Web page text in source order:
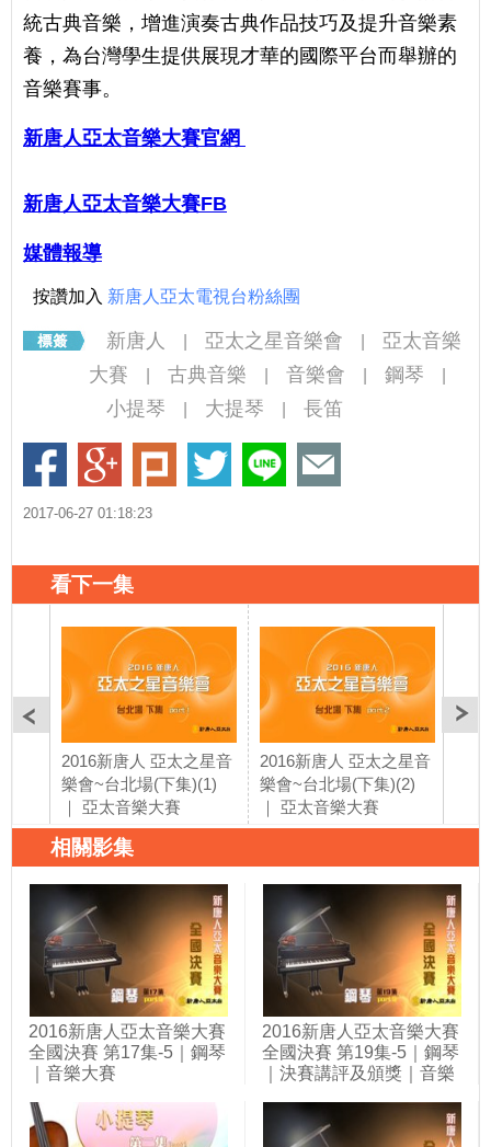
統古典音樂，增進演奏古典作品技巧及提升音樂素
養，為台灣學生提供展現才華的國際平台而舉辦的
音樂賽事。
新唐人亞太音樂大賽官網
新唐人亞太音樂大賽FB
媒體報導
按讚加入 新唐人亞太電視台粉絲團
新唐人 亞太之星音樂會
亞太音樂
大賽
古典音樂 音樂會 鋼琴
小提琴 大提琴 長笛
2017-06-27 01:18:23
看下一集
2016新唐人 亞太之星音
樂會~台北場(下集)(1)
｜ 亞太音樂大賽
2016新唐人 亞太之星音
樂會~台北場(下集)(2)
｜ 亞太音樂大賽
相關影集
2016新唐人亞太音樂大賽
全國決賽 第17集-5｜鋼琴
｜音樂大賽
2016新唐人亞太音樂大賽
全國決賽 第19集-5｜鋼琴
｜決賽講評及頒獎｜音樂